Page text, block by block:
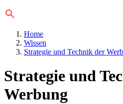
Home
Wissen
Strategie und Technik der
Strategie und
Werbung